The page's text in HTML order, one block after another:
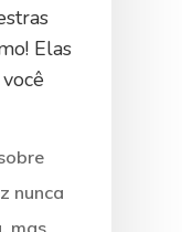
Elas
nunca
mas